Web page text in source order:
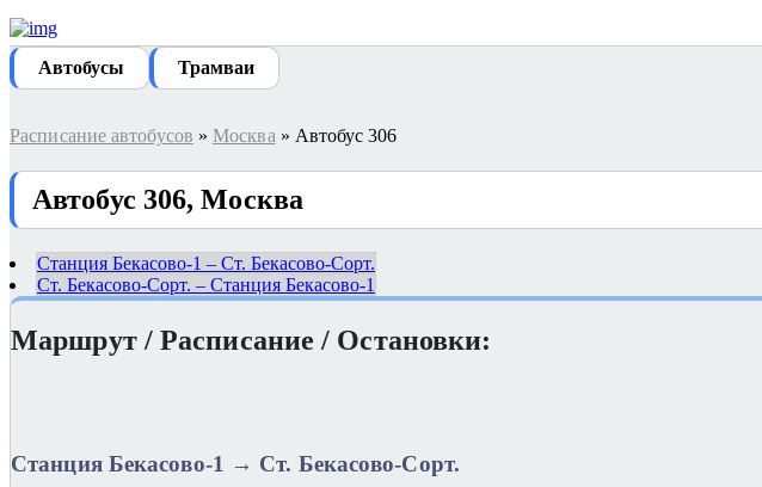
Автобуcы Трамваи
Расписание автобусов » Москва » Автобус 306
Автобус 306, Москва
Станция Бекасово-1 – Ст. Бекасово-Сорт.
Ст. Бекасово-Сорт. – Станция Бекасово-1
Маршрут / Расписание / Остановки:
Станция Бекасово-1 → Ст. Бекасово-Сорт.